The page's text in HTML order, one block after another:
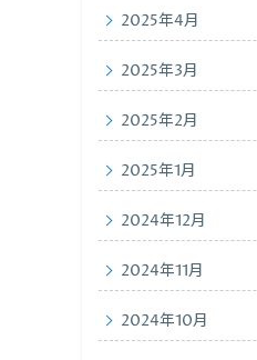
2025年4月
2025年3月
2025年2月
2025年1月
2024年12月
2024年11月
2024年10月